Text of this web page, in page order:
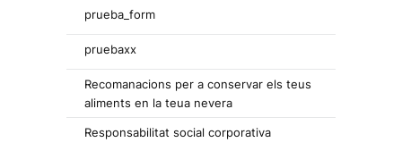
prueba_form
pruebaxx
Recomanacions per a conservar els teus
aliments en la teua nevera
Responsabilitat social corporativa